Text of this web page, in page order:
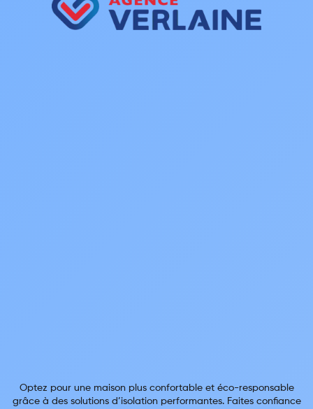
Optez pour une maison plus confortable et éco-responsable
grâce à des solutions d’isolation performantes. Faites confiance